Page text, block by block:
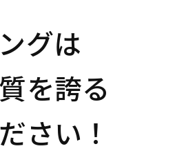
グは
を誇る
さい！